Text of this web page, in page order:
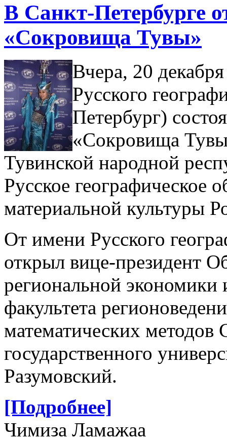
В Санкт-Петербурге
«Сокровища Тувы»
Вчера, 20
Русского
Петербург)
«Сокровища
Тувинской народной
Русское географическое
материальной культуры
От имени Русского
открыл вице-президент
региональной экономики
факультета
математических методов
государственного
Разумовский.
[Подробнее]
Чимиза Ламажаа